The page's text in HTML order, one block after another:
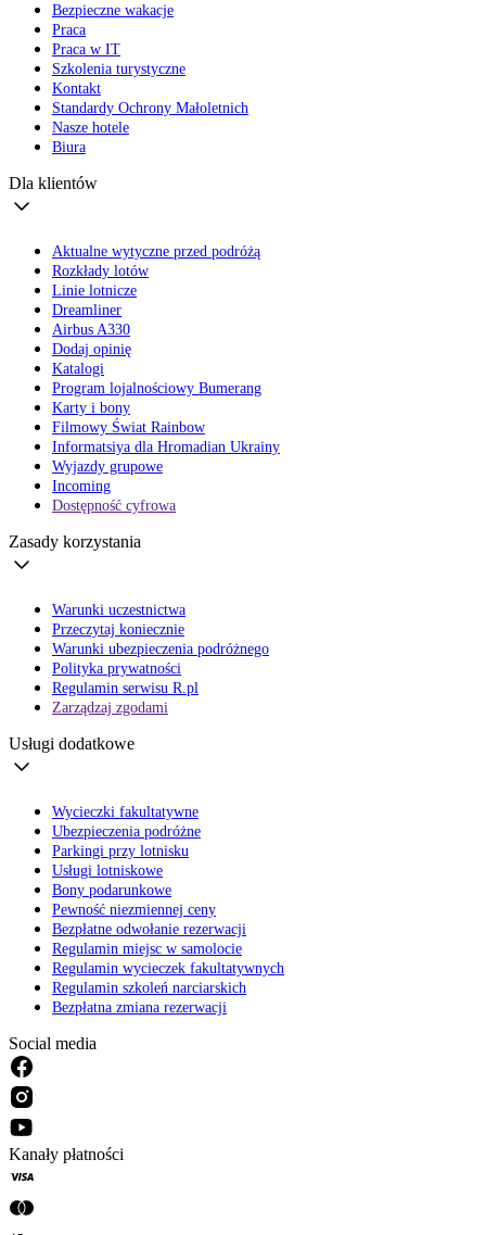
Bezpieczne wakacje
Praca
Praca w IT
Szkolenia turystyczne
Kontakt
Standardy Ochrony Małoletnich
Nasze hotele
Biura
Dla klientów
Aktualne wytyczne przed podróżą
Rozkłady lotów
Linie lotnicze
Dreamliner
Airbus A330
Dodaj opinię
Katalogi
Program lojalnościowy Bumerang
Karty i bony
Filmowy Świat Rainbow
Informatsiya dla Hromadian Ukrainy
Wyjazdy grupowe
Incoming
Dostępność cyfrowa
Zasady korzystania
Warunki uczestnictwa
Przeczytaj koniecznie
Warunki ubezpieczenia podróżnego
Polityka prywatności
Regulamin serwisu R.pl
Zarządzaj zgodami
Usługi dodatkowe
Wycieczki fakultatywne
Ubezpieczenia podróżne
Parkingi przy lotnisku
Usługi lotniskowe
Bony podarunkowe
Pewność niezmiennej ceny
Bezpłatne odwołanie rezerwacji
Regulamin miejsc w samolocie
Regulamin wycieczek fakultatywnych
Regulamin szkoleń narciarskich
Bezpłatna zmiana rezerwacji
Social media
Kanały płatności